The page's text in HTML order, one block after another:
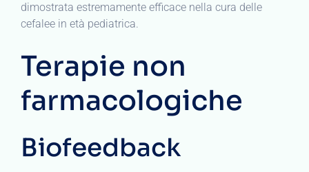
dimostrata estremamente efficace nella cura delle
cefalee in età pediatrica.
Terapie non
farmacologiche
Biofeedback